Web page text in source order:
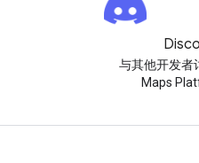
与其他开发者
Maps